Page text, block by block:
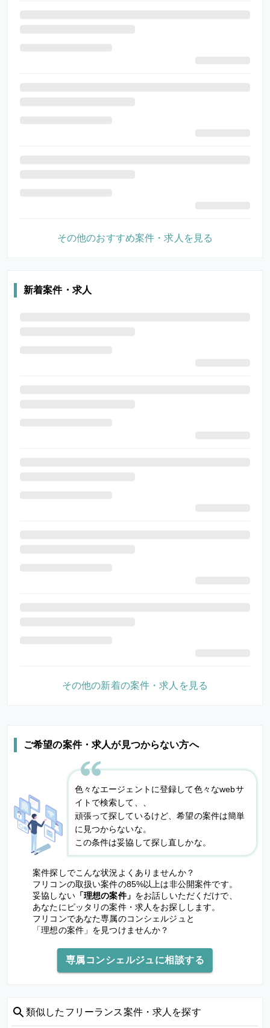
ご希望の案件・求人が見つからない方へ
色々なエージェントに登録して色々なwebサ
イトで検索して、、
頑張って探しているけど、希望の案件は簡単
に見つからないな。
この条件は妥協して探し直しかな。
案件探しでこんな状況よくありませんか？
フリコンの取扱い案件の85%以上は非公開案件です。
妥協しない「理想の案件」 をお話しいただくだけで、
あなたにピッタリの案件・求人をお探しします。
フリコンであなた専属のコンシェルジュと
「理想の案件」を見つけませんか？
専属コンシェルジュに相談する
類似した フリーランス案件・求人を探す
その他のおすすめ案件・求人を見る
新着案件・求人
その他の新着の案件・求人を見る